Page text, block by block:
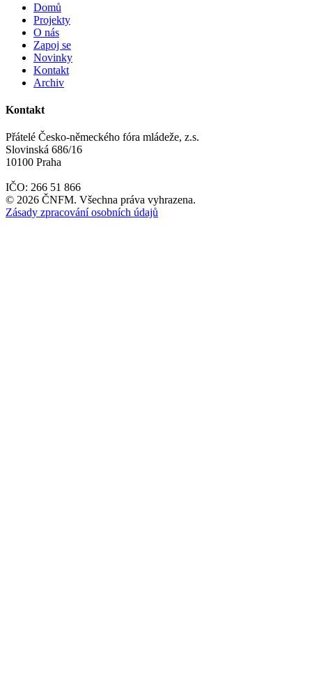
Domů
Projekty
O nás
Zapoj se
Novinky
Kontakt
Archiv
Kontakt
Přátelé Česko-německého fóra mládeže, z.s.
Slovinská 686/16
10100 Praha
IČO: 266 51 866
© 2026 ČNFM. Všechna práva vyhrazena.
Zásady zpracování osobních údajů